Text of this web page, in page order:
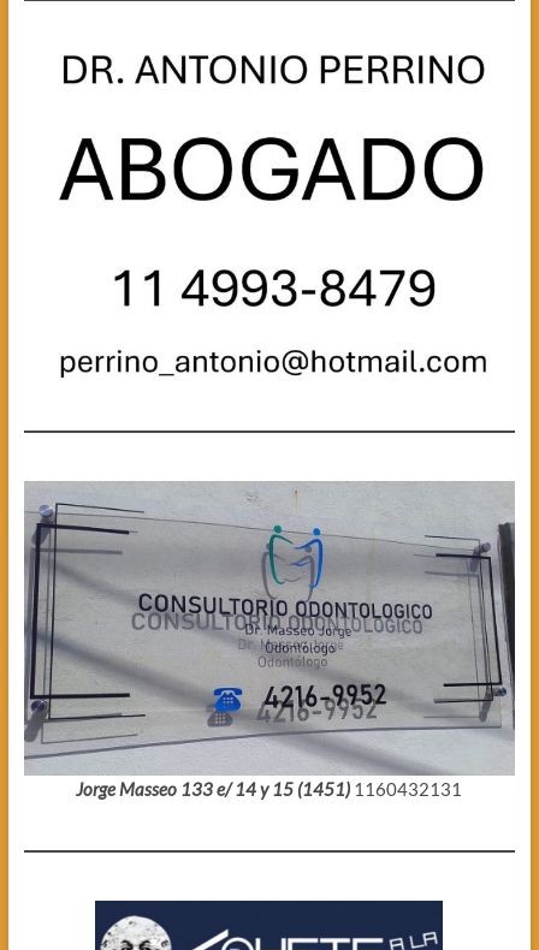
Jorge Masseo 133 e/ 14 y 15 (1451) 1160432131